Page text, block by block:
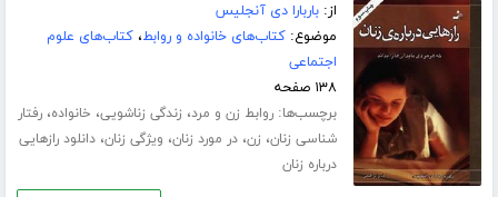
از:باربارا دی آنجلیس
موضوع:کتاب‌های خانواده و روابط،کتاب‌های علوم
اجتماعی
۱۳۸ صفحه
برچسب‌ها:روابط زن و مرد، زندگی زناشویی، خانواده،رفتار
شناسی زنان، زن،در مورد زنان، ویژگی زنان،دانلود رازهایی
درباره زنان